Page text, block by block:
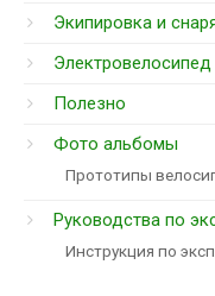
Экипировка и
Электровелосипед
Полезно
Фото альбомы
Прототипы
Руководства по
Инструкция по